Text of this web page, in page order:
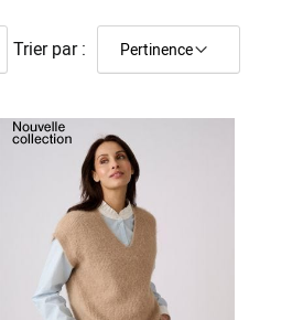
Trier par :